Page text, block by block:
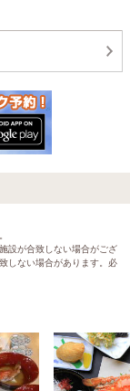
設が合致しない場合がござ
しない場合があります。必